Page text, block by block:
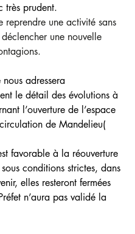
très prudent.
reprendre une activité sans
une nouvelle
adressera
le détail des évolutions à
l’ouverture de l’espace
de Mandelieu(
favorable à la réouverture
conditions strictes, dans
elles resteront fermées
n’aura pas validé la